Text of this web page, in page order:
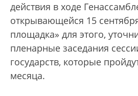
действия в ходе
открывающейся 15
площадка» для этого,
пленарные заседания
государств, которые
месяца.